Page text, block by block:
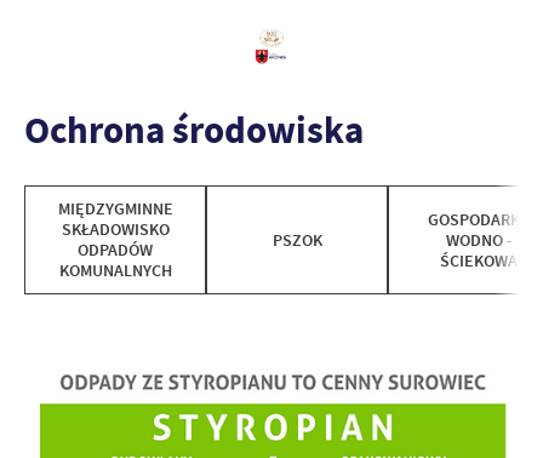
Ochrona środowiska
MIĘDZYGMINNE
SKŁADOWISKO
ODPADÓW
KOMUNALNYCH
PSZOK
GOSPODARKA
WODNO -
ŚCIEKOWA